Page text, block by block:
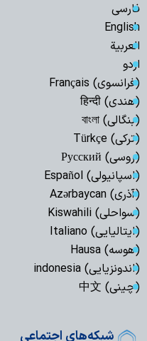
فارسی
English
العربیة
اردو
(فرانسوی) Français
(هندی) हिन्दी
(بنگالی) বাংলা
(ترکی) Türkçe
(روسی) Русский
(اسپانیولی) Español
(آذری) Azərbaycan
(سواحلی) Kiswahili
(ایتالیایی) Italiano
(هوسه) Hausa
(اندونزیایی) indonesia
(چینی) 中文
شبکه‌های اجتماعی